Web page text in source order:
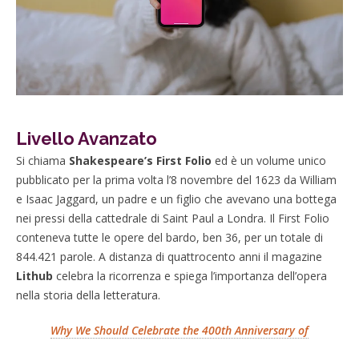
Livello Avanzato
Si chiama Shakespeare’s First Folio ed è un volume unico
pubblicato per la prima volta l’8 novembre del 1623 da William
e Isaac Jaggard, un padre e un figlio che avevano una bottega
nei pressi della cattedrale di Saint Paul a Londra. Il First Folio
conteneva tutte le opere del bardo, ben 36, per un totale di
844.421 parole. A distanza di quattrocento anni il magazine
Lithub celebra la ricorrenza e spiega l’importanza dell’opera
nella storia della letteratura.
Why We Should Celebrate the 400th Anniversary of